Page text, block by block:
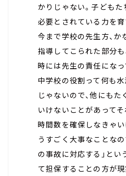
かりじゃない。子どもた
必要とされている力を育
今まで学校の先生方、か
指導してこられた部分も
時には先生の責任にな
中学校の役割って何も
じゃないので、他にも
いけないことがあって
時間数を確保しなきゃ
うすごく大事なことなの
の事故に対応する」とい
て担保することの方が